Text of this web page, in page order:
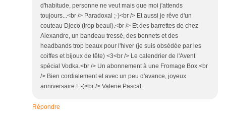
d'habitude, personne ne veut mais que moi j'attends
toujours...<br /> Paradoxal ;-)<br /> Et aussi je rêve d'un
couteau Djeco (trop beau!).<br /> Et des barrettes de chez
Alexandre, un bandeau tressé, des bonnets et des
headbands trop beaux pour l'hiver (je suis obsédée par les
coiffes et bijoux de tête) <3<br /> Le calendrier de l'Avent
spécial Vodka.<br /> Un abonnement à une Fromage Box.<br
/> Bien cordialement et avec un peu d'avance, joyeux
anniversaire ! :-)<br /> Valerie Pascal.
Répondre